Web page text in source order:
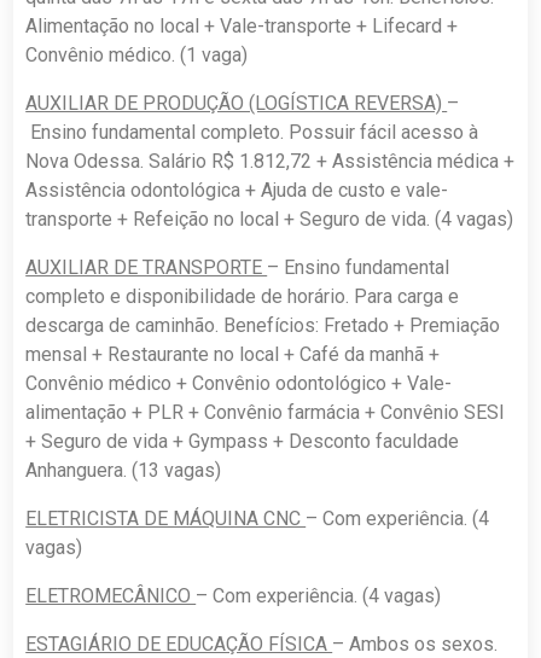
Alimentação no local + Vale-transporte + Lifecard +
Convênio médico. (1 vaga)
AUXILIAR DE PRODUÇÃO (LOGÍSTICA REVERSA) –
Ensino fundamental completo. Possuir fácil acesso à
Nova Odessa. Salário R$ 1.812,72 + Assistência médica +
Assistência odontológica + Ajuda de custo e vale-
transporte + Refeição no local + Seguro de vida. (4 vagas)
AUXILIAR DE TRANSPORTE – Ensino fundamental
completo e disponibilidade de horário. Para carga e
descarga de caminhão. Benefícios: Fretado + Premiação
mensal + Restaurante no local + Café da manhã +
Convênio médico + Convênio odontológico + Vale-
alimentação + PLR + Convênio farmácia + Convênio SESI
+ Seguro de vida + Gympass + Desconto faculdade
Anhanguera. (13 vagas)
ELETRICISTA DE MÁQUINA CNC – Com experiência. (4
vagas)
ELETROMECÂNICO – Com experiência. (4 vagas)
ESTAGIÁRIO DE EDUCAÇÃO FÍSICA – Ambos os sexos.